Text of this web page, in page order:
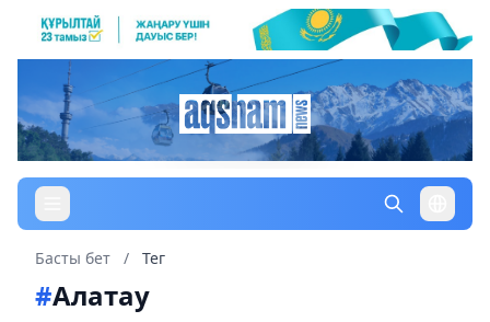
Басты бет / Тег
#Алатау